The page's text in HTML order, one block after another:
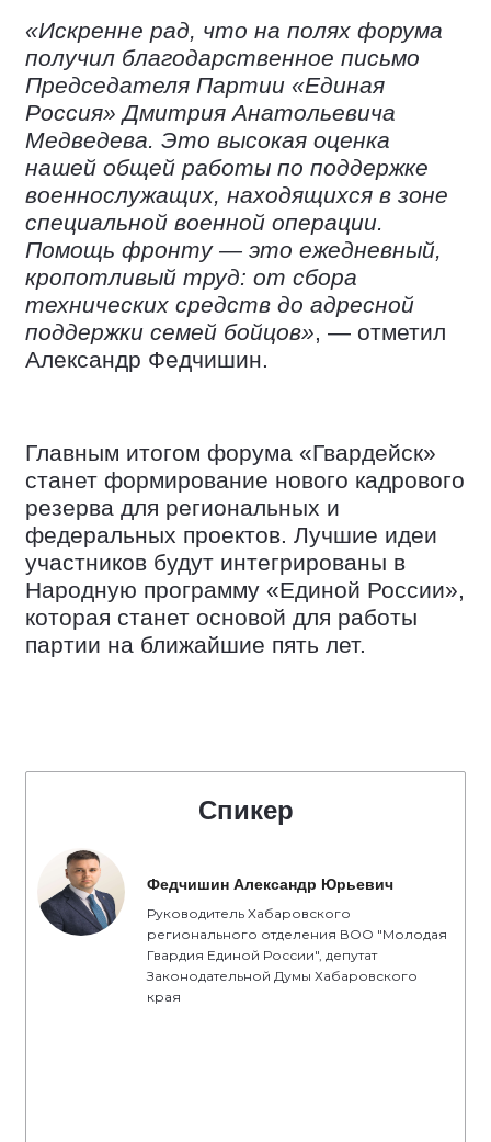
«Искренне рад, что на полях форума
получил благодарственное письмо
Председателя Партии «Единая
Россия» Дмитрия Анатольевича
Медведева. Это высокая оценка
нашей общей работы по поддержке
военнослужащих, находящихся в зоне
специальной военной операции.
Помощь фронту — это ежедневный,
кропотливый труд: от сбора
технических средств до адресной
поддержки семей бойцов», — отметил
Александр Федчишин.
Главным итогом форума «Гвардейск»
станет формирование нового кадрового
резерва для региональных и
федеральных проектов. Лучшие идеи
участников будут интегрированы в
Народную программу «Единой России»,
которая станет основой для работы
партии на ближайшие пять лет.
Спикер
Федчишин Александр Юрьевич
Руководитель Хабаровского
регионального отделения ВОО "Молодая
Гвардия Единой России", депутат
Законодательной Думы Хабаровского
края